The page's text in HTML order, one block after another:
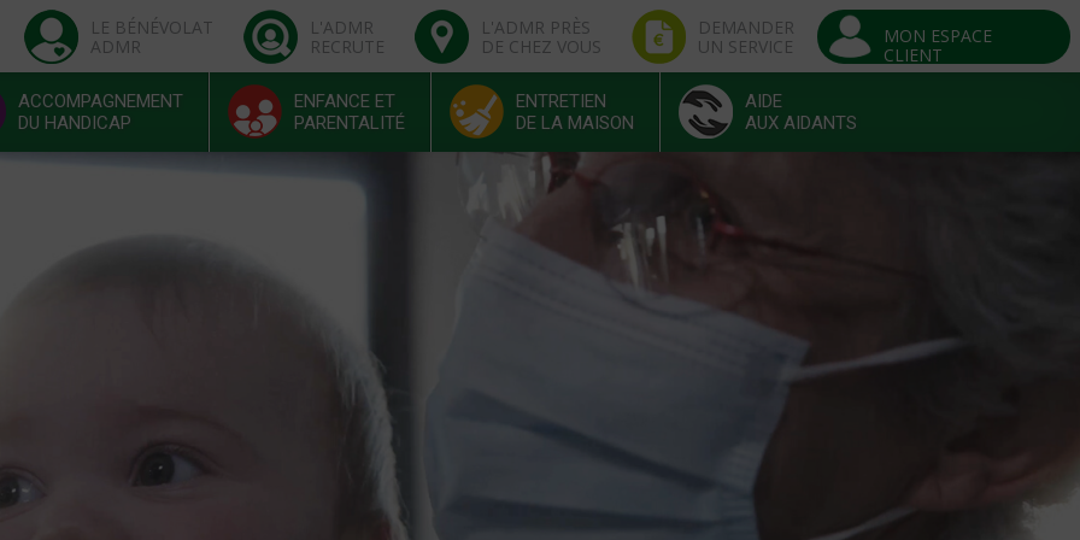
LE BÉNÉVOLAT
ADMR
L'ADMR
RECRUTE
L'ADMR PRÈS
DE CHEZ VOUS
DEMANDER
UN SERVICE
MON ESPACE
CLIENT
ACCOMPAGNEMENT
DU HANDICAP
ENFANCE ET
PARENTALITÉ
ENTRETIEN
DE LA MAISON
AIDE
AUX AIDANTS